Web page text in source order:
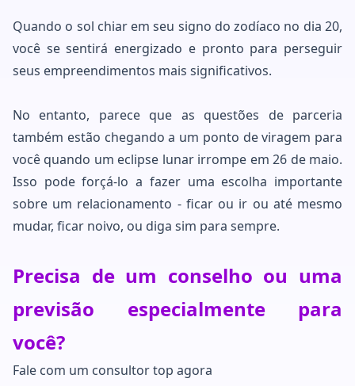
Quando o sol chiar em seu signo do zodíaco no dia 20,
você se sentirá energizado e pronto para perseguir
seus empreendimentos mais significativos.
No entanto, parece que as questões de parceria
também estão chegando a um ponto de viragem para
você quando um eclipse lunar irrompe em 26 de maio.
Isso pode forçá-lo a fazer uma escolha importante
sobre um relacionamento - ficar ou ir ou até mesmo
mudar, ficar noivo, ou diga sim para sempre.
Precisa de um conselho ou uma
previsão especialmente para
você?
Fale com um consultor top agora